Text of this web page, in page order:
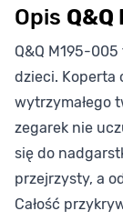
Opis Q&Q
Q&Q M195-
dzieci. Koperta
wytrzymałego
zegarek nie
się do
przejrzysty, a
Całość